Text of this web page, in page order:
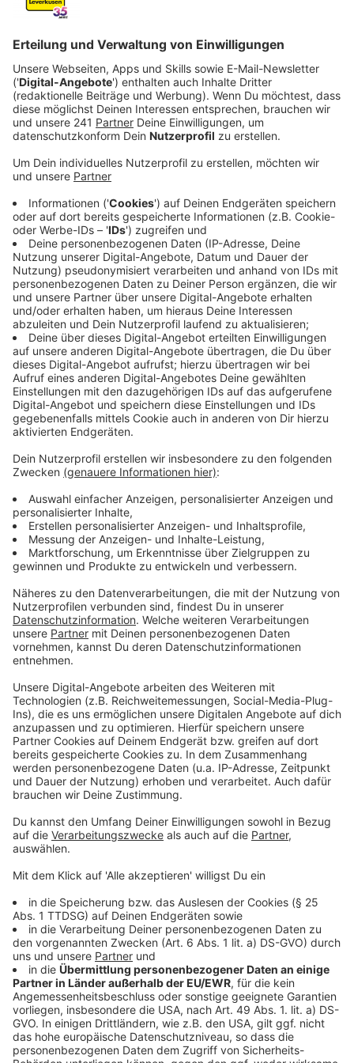
Anzeige
Sperrungen rund um das Frühlingsfest in
Wiesdorf
Am Freitag (1. Mai) startet in Wiesdorf das
Frühlingsfest – rund um den Maifeiertag müssen sich
Verkehrsteilnehmer deshalb auf Einschränkungen
einstellen. Bereits ab Donnerstagnachmittag (30. April)
wird die Dhünnstraße teilweise gesperrt, außerdem ist
das Linksabbiegen von der Wöhlerstraße Richtung
Parkplatz nicht mehr möglich. Am Wochenende ist
zusätzlich die Zufahrt zum Kinopolis und zum Parkhaus
der Rathaus-Galerie gesperrt. Das Parkhaus ist dann
nur noch über den Kreisverkehr an der Carl-Leverkus-
Straße erreichbar.
Anzeige
Parken und weitere Hinweise für Besucher in
Leverkusen
Anzeige
möglichst auf andere Parkhäuser auszuweichen. Der
kostenlose Parkplatz an der Marienburger Straße
steht am Samstag wegen des Heimspiels von Bayer
04 Leverkusen nicht zur Verfügung. Zusätzlich findet
Sonntag statt, wodurch ebenfalls mit mehr Betrieb in
der Innenstadt zu rechnen ist.
Anzeige
Weitere Meldungen aus unserer Stadt
Anzeige
A1 Ausbau in Leverkusen weiter in Planung
Werden Sportstätten in Leverkusen saniert?
Weitere Baustelle an der A59 in Leverkusen
Anzeige